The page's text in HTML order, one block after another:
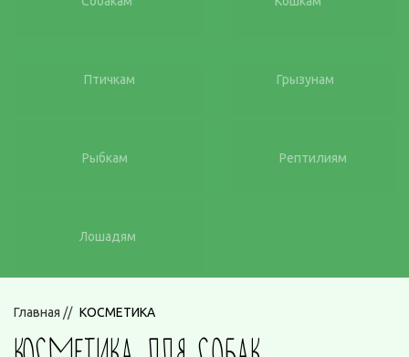
Птичкам Грызунам
Рыбкам Рептилиям
Лошадям
Главная // КОСМЕТИКА